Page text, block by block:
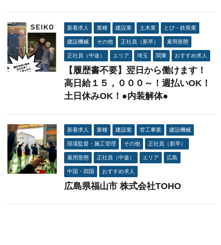
新着求人 業種 建設業 土木業 とび・鉄骨業
建設機械 その他 正社員（新卒） 雇用形態
正社員（中途） エリア 埼玉 関東 おすすめ求人
【履歴書不要】翌日から働けます！
高日給１５，０００～！週払いOK！
土日休みOK！●内装解体●
新着求人 業種 建設業 管工事業 建設機械
現場監督・施工管理 その他 正社員（新卒）
雇用形態 正社員（中途） エリア 広島
中国・四国 おすすめ求人
広島県福山市 株式会社TOHO